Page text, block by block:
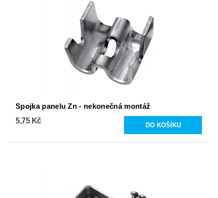
Spojka panelu Zn - nekonečná montáž
5,75 Kč